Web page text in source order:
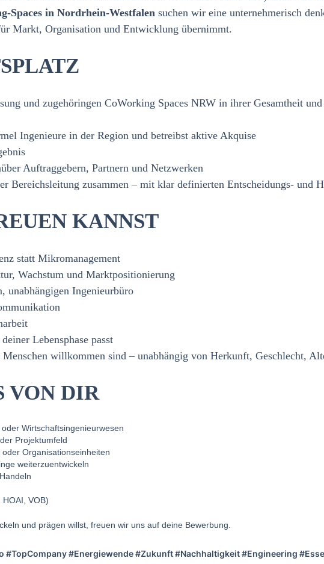
in Nordrhein‑Westfalen suchen wir eine unternehmerisch
Markt, Organisation und Entwicklung übernimmt.
und zugehöringen CoWorking Spaces NRW in ihrer Gesamtheit
Ingenieure in der Region und betreibst aktive Akquise
Auftraggebern, Partnern und Netzwerken
Bereichsleitung zusammen – mit klar definierten Entscheidungs‑ und
KANNST
statt Mikromanagement
Wachstum und Marktpositionierung
unabhängigen Ingenieurbüro
Lebensphase passt
willkommen sind – unabhängig von Herkunft, Geschlecht,
VON DIR
Wirtschaftsingenieurwesen
Projektumfeld
Organisationseinheiten
weiterzuentwickeln
VOB)
und prägen willst, freuen wir uns auf deine Bewerbung.
#TopCompany #Energiewende #Zukunft #Nachhaltigkeit #Engineering